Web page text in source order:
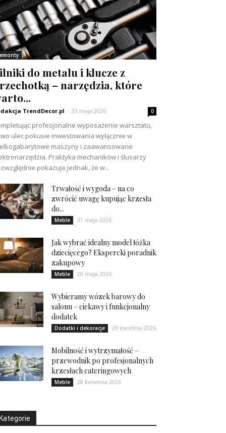
do metalu i klucze z
– narzędzia, które
TrendDecor.pl - 31 maja 2026 0
profesjonalne wyposażenie warsztatu,
ulec pokusie inwestowania wyłącznie w
maszyny i zaawansowane
Praktyka mechaników i ślusarzy
pokazuje jednak, że w...
Trwałość i wygoda – na co
zwrócić uwagę kupując krzesła
do...
Meble 31 maja 2026
Jak wybrać idealny model łóżka
dziecięcego? Ekspercki poradnik
zakupowy
Meble 28 maja 2026
Wybieramy wózek barowy do
salonu – ciekawy i funkcjonalny
dodatek
Dodatki i dekoracje 29 kwietnia 2026
Mobilność i wytrzymałość –
przewodnik po profesjonalnych
krzesłach cateringowych
Meble 28 kwietnia 2026
Kategorie